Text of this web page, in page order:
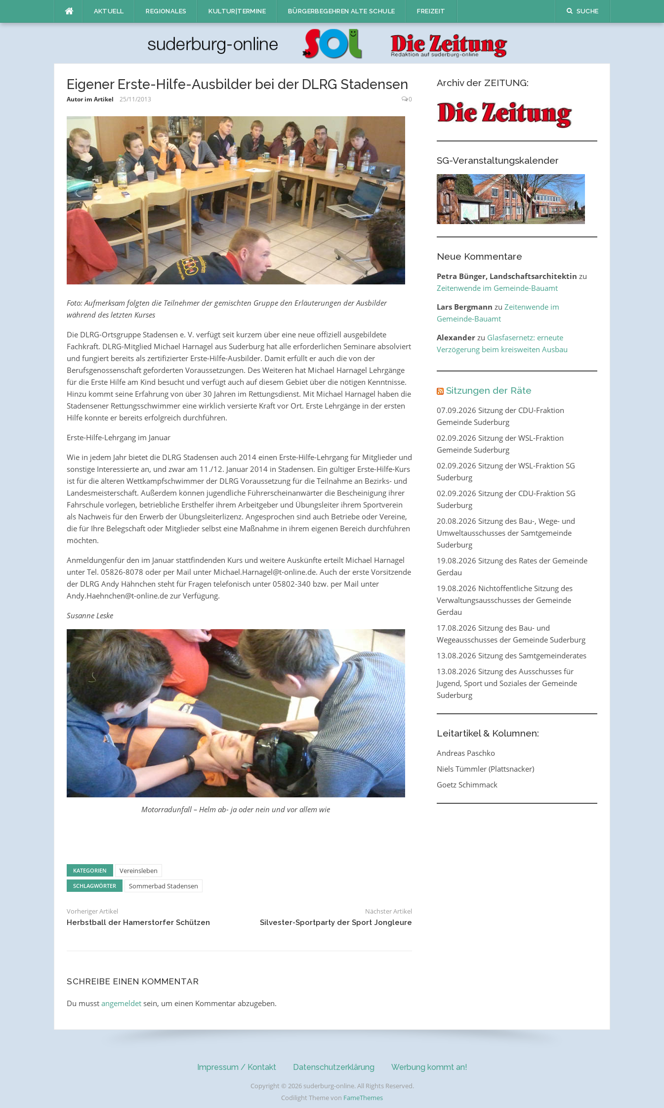
AKTUELL REGIONALES KULTUR|TERMINE BÜRGERBEGEHREN ALTE SCHULE FREIZEIT SUCHE
Eigener Erste-Hilfe-Ausbilder bei der DLRG Stadensen
Autor im Artikel 25/11/2013 0
Foto: Aufmerksam folgten die Teilnehmer der gemischten Gruppe den Erläuterungen der Ausbilder
während des letzten Kurses
Die DLRG-Ortsgruppe Stadensen e. V. verfügt seit kurzem über eine neue offiziell ausgebildete
Fachkraft. DLRG-Mitglied Michael Harnagel aus Suderburg hat alle erforderlichen Seminare absolviert
und fungiert bereits als zertifizierter Erste-Hilfe-Ausbilder. Damit erfüllt er auch die von der
Berufsgenossenschaft geforderten Voraussetzungen. Des Weiteren hat Michael Harnagel Lehrgänge
für die Erste Hilfe am Kind besucht und verfügt auch auf diesem Gebiet über die nötigen Kenntnisse.
Hinzu kommt seine Erfahrung von über 30 Jahren im Rettungsdienst. Mit Michael Harnagel haben die
Stadensener Rettungsschwimmer eine wirklich versierte Kraft vor Ort. Erste Lehrgänge in der ersten
Hilfe konnte er bereits erfolgreich durchführen.
Erste-Hilfe-Lehrgang im Januar
Wie in jedem Jahr bietet die DLRG Stadensen auch 2014 einen Erste-Hilfe-Lehrgang für Mitglieder und
sonstige Interessierte an, und zwar am 11./12. Januar 2014 in Stadensen. Ein gültiger Erste-Hilfe-Kurs
ist für die älteren Wettkampfschwimmer der DLRG Voraussetzung für die Teilnahme an Bezirks- und
Landesmeisterschaft. Außerdem können jugendliche Führerscheinanwärter die Bescheinigung ihrer
Fahrschule vorlegen, betriebliche Ersthelfer ihrem Arbeitgeber und Übungsleiter ihrem Sportverein
als Nachweis für den Erwerb der Übungsleiterlizenz. Angesprochen sind auch Betriebe oder Vereine,
die für Ihre Belegschaft oder Mitglieder selbst eine Maßnahme in ihrem eigenen Bereich durchführen
möchten.
Anmeldungenfür den im Januar stattfindenden Kurs und weitere Auskünfte erteilt Michael Harnagel
unter Tel. 05826-8078 oder per Mail unter Michael.Harnagel@t-online.de. Auch der erste Vorsitzende
der DLRG Andy Hähnchen steht für Fragen telefonisch unter 05802-340 bzw. per Mail unter
Andy.Haehnchen@t-online.de zur Verfügung.
Susanne Leske
Motorradunfall – Helm ab- ja oder nein und vor allem wie
KATEGORIEN Vereinsleben
SCHLAGWÖRTER Sommerbad Stadensen
Vorheriger Artikel
Herbstball der Hamerstorfer Schützen
Nächster Artikel
Silvester-Sportparty der Sport Jongleure
SCHREIBE EINEN KOMMENTAR
Du musst angemeldetsein, um einen Kommentar abzugeben.
Archiv der ZEITUNG:
SG-Veranstaltungskalender
Neue Kommentare
Petra Bünger, Landschaftsarchitektin zu
Zeitenwende im Gemeinde-Bauamt
Lars Bergmann zu Zeitenwende im
Gemeinde-Bauamt
Alexanderzu Glasfasernetz: erneute
Verzögerung beim kreisweiten Ausbau
Sitzungen der Räte
07.09.2026 Sitzung der CDU-Fraktion
Gemeinde Suderburg
02.09.2026 Sitzung der WSL-Fraktion
Gemeinde Suderburg
02.09.2026 Sitzung der WSL-Fraktion SG
Suderburg
02.09.2026 Sitzung der CDU-Fraktion SG
Suderburg
20.08.2026 Sitzung des Bau-, Wege- und
Umweltausschusses der Samtgemeinde
Suderburg
19.08.2026 Sitzung des Rates der Gemeinde
Gerdau
19.08.2026 Nichtöffentliche Sitzung des
Verwaltungsausschusses der Gemeinde
Gerdau
17.08.2026 Sitzung des Bau- und
Wegeausschusses der Gemeinde Suderburg
13.08.2026 Sitzung des Samtgemeinderates
13.08.2026 Sitzung des Ausschusses für
Jugend, Sport und Soziales der Gemeinde
Suderburg
Leitartikel & Kolumnen:
Andreas Paschko
Niels Tümmler (Plattsnacker)
Goetz Schimmack
Impressum / Kontakt Datenschutzerklärung Werbung kommt an!
Copyright © 2026 suderburg-online. All Rights Reserved.
Codilight Theme von FameThemes